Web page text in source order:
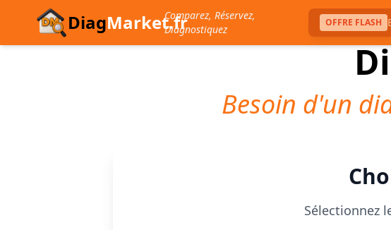
DiagMarket.frComparez, Réservez,
Diagnostiquez
OFFRE FLASH
Besoin d'un
Sélectionnez